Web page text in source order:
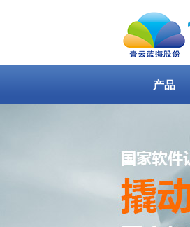
产品